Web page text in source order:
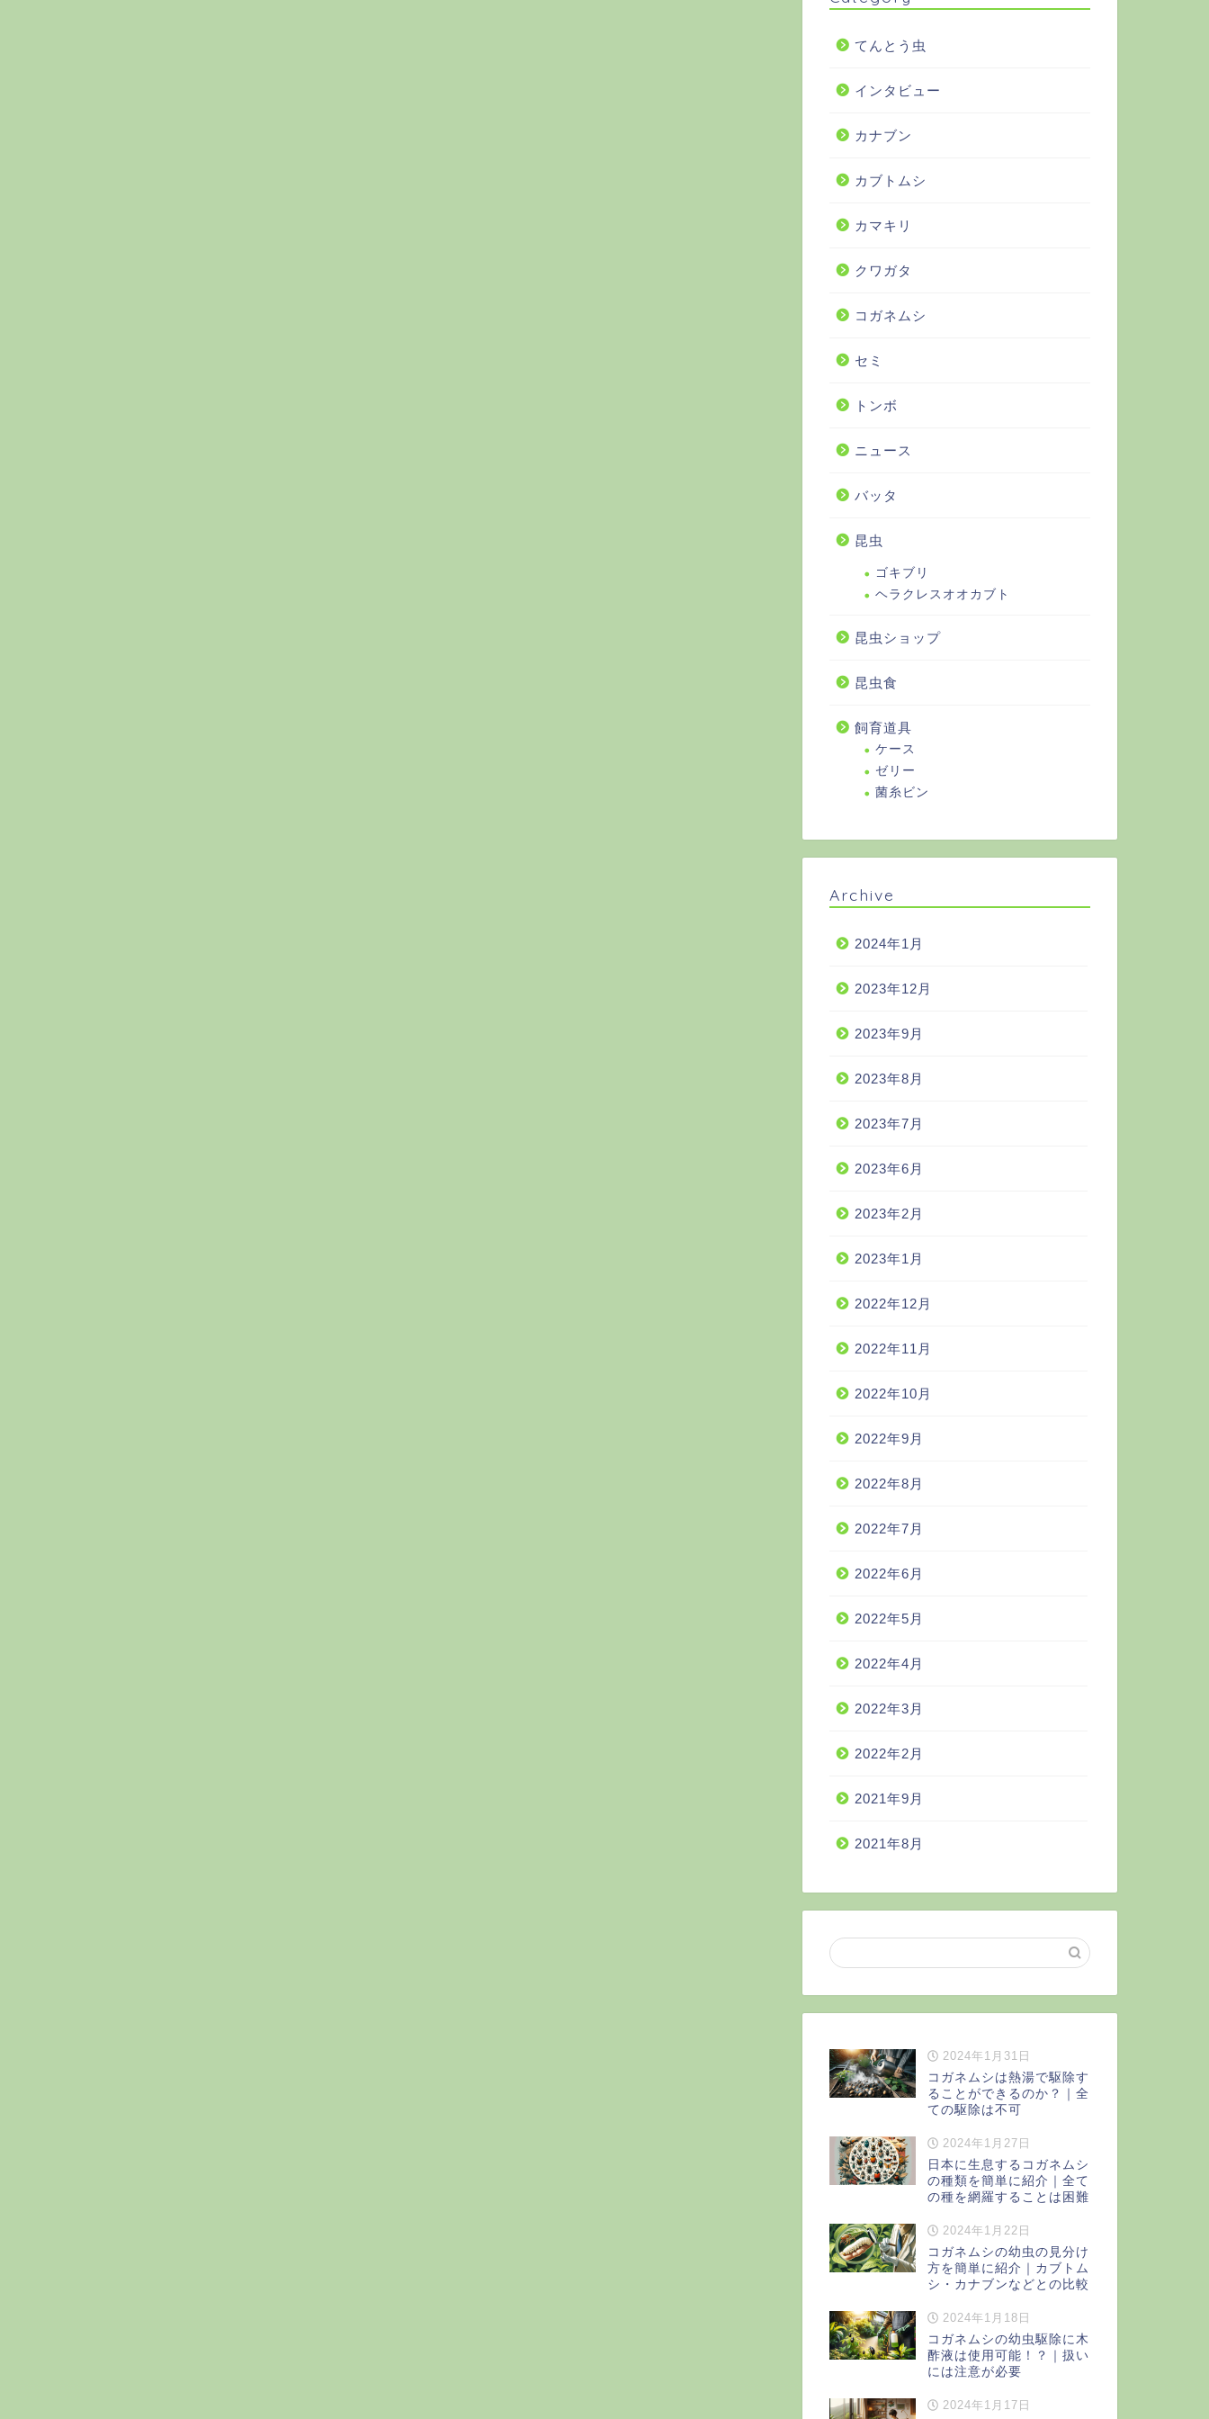
てんとう虫
インタビュー
カナブン
カブトムシ
カマキリ
クワガタ
コガネムシ
セミ
トンボ
ニュース
バッタ
昆虫
ゴキブリ
ヘラクレスオオカブト
昆虫ショップ
昆虫食
飼育道具
ケース
ゼリー
菌糸ビン
Archive
2024年1月
2023年12月
2023年9月
2023年8月
2023年7月
2023年6月
2023年2月
2023年1月
2022年12月
2022年11月
2022年10月
2022年9月
2022年8月
2022年7月
2022年6月
2022年5月
2022年4月
2022年3月
2022年2月
2021年9月
2021年8月
2024年1月31日
コガネムシは熱湯で駆除す
ることができるのか？｜全
ての駆除は不可
2024年1月27日
日本に生息するコガネムシ
の種類を簡単に紹介｜全て
の種を網羅することは困難
2024年1月22日
コガネムシの幼虫の見分け
方を簡単に紹介｜カブトム
シ・カナブンなどとの比較
2024年1月18日
コガネムシの幼虫駆除に木
酢液は使用可能！？｜扱い
には注意が必要
2024年1月17日